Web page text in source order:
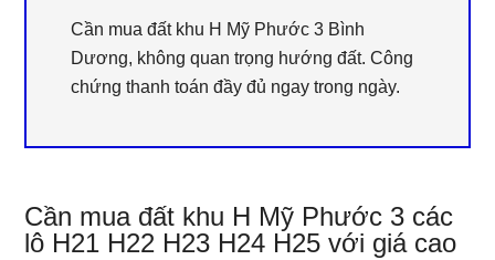
Cần mua đất khu H Mỹ Phước 3 Bình
Dương, không quan trọng hướng đất. Công
chứng thanh toán đầy đủ ngay trong ngày.
Cần mua đất khu H Mỹ Phước 3 các
lô H21 H22 H23 H24 H25 với giá cao